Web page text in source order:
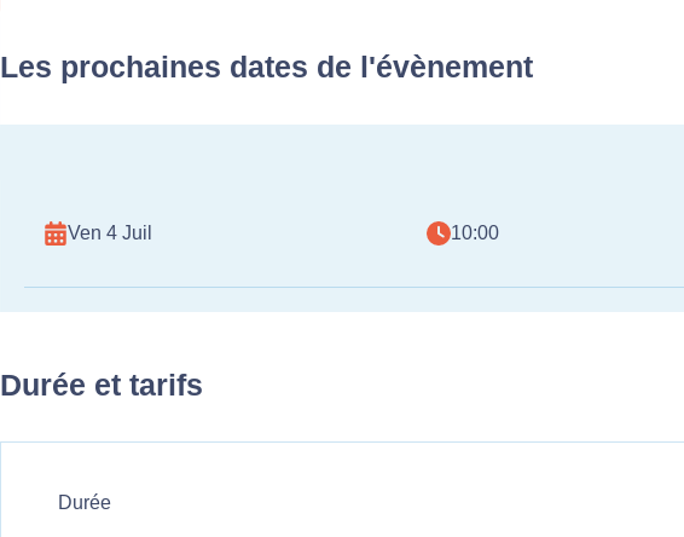
Les prochaines dates de l'évènement
Ven 4 Juil 10:00
Durée et tarifs
Durée